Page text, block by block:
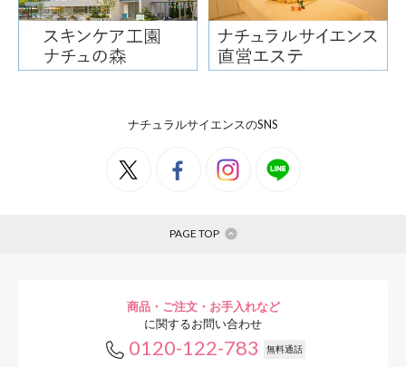
ナチュラルサイエンスのSNS
PAGE TOP
商品・ご注文・お手入れなど
に関するお問い合わせ
0120-122-783 無料通話